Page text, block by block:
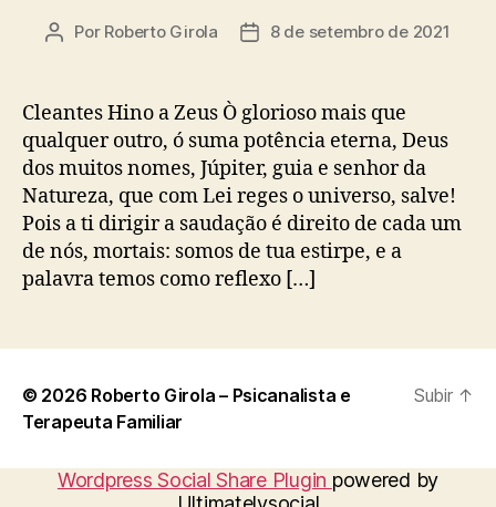
Autor
Por Roberto Girola
Data8 de setembro de 2021
Cleantes Hino a Zeus Ò glorioso mais que
qualquer outro, ó suma potência eterna, Deus
dos muitos nomes, Júpiter, guia e senhor da
Natureza, que com Lei reges o universo, salve!
Pois a ti dirigir a saudação é direito de cada um
de nós, mortais: somos de tua estirpe, e a
palavra temos como reflexo […]
© 2026 Roberto Girola – Psicanalista e
Terapeuta Familiar
Subir ↑
Wordpress Social Share Plugin powered by